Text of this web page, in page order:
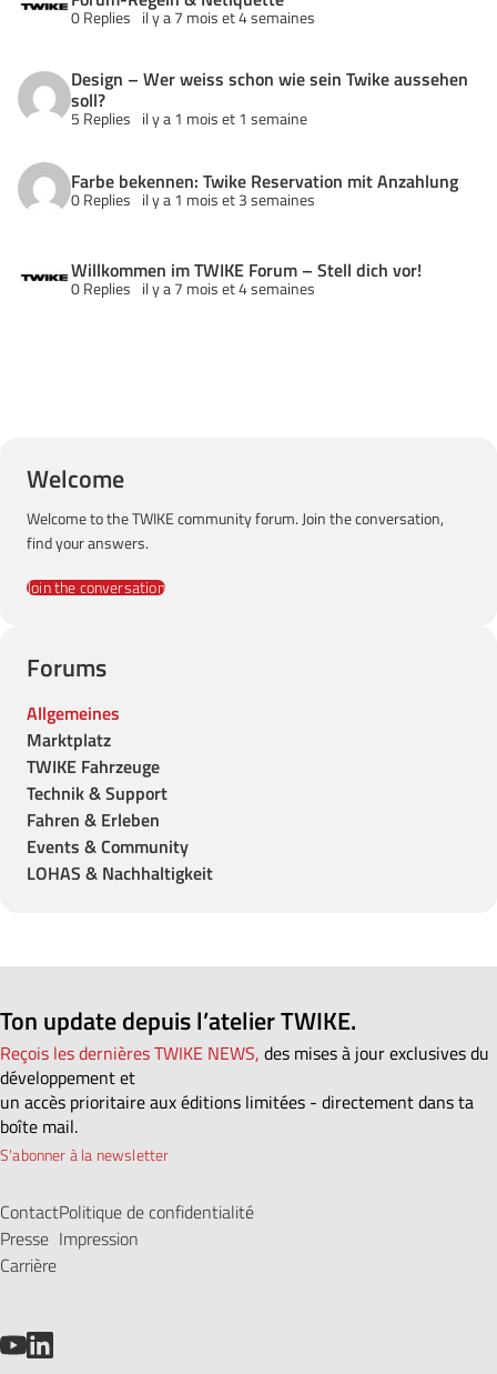
0 Replies il y a 7 mois et 4 semaines
Design – Wer weiss schon wie sein Twike aussehen
soll?
5 Replies il y a 1 mois et 1 semaine
Farbe bekennen: Twike Reservation mit Anzahlung
0 Replies il y a 1 mois et 3 semaines
Willkommen im TWIKE Forum – Stell dich vor!
0 Replies il y a 7 mois et 4 semaines
Welcome
Welcome to the TWIKE community forum. Join the conversation,
find your answers.
Join the conversation
Forums
Allgemeines
Marktplatz
TWIKE Fahrzeuge
Technik & Support
Fahren & Erleben
Events & Community
LOHAS & Nachhaltigkeit
Ton update depuis l’atelier TWIKE.
Reçois les dernières TWIKE NEWS, des mises à jour exclusives du
développement et
un accès prioritaire aux éditions limitées - directement dans ta
boîte mail.
S'abonner à la newsletter
Contact
Presse
Carrière
Politique de confidentialité
Impression